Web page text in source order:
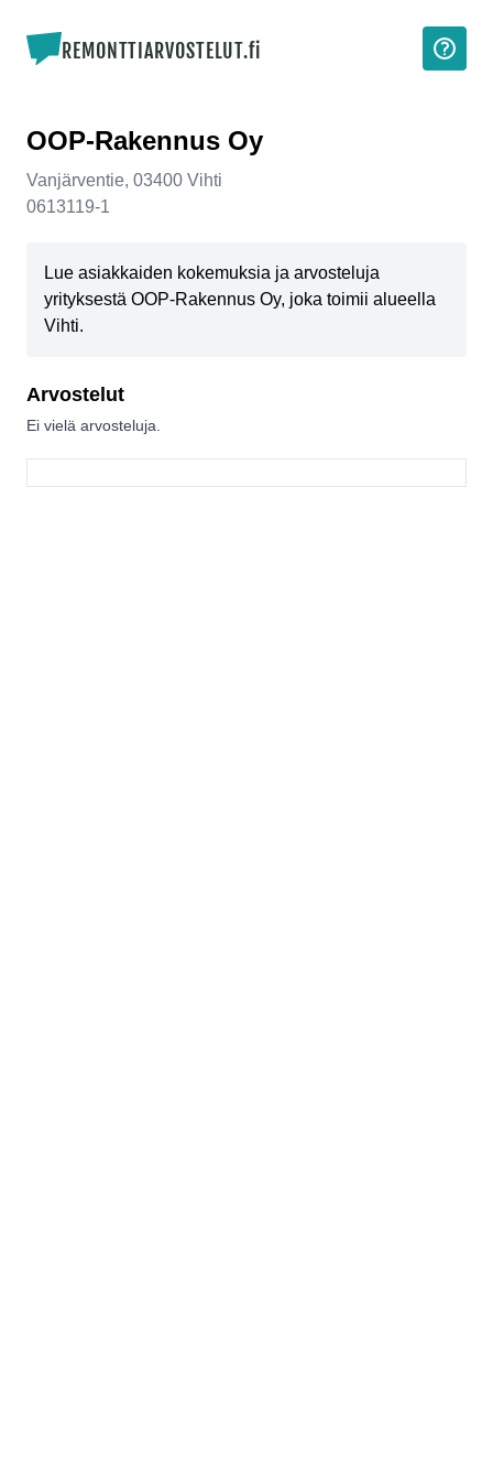
REMONTTIARVOSTELUT.fi
OOP-Rakennus Oy
Vanjärventie, 03400 Vihti
0613119-1
Lue asiakkaiden kokemuksia ja arvosteluja
yrityksestä OOP-Rakennus Oy, joka toimii alueella
Vihti.
Arvostelut
Ei vielä arvosteluja.